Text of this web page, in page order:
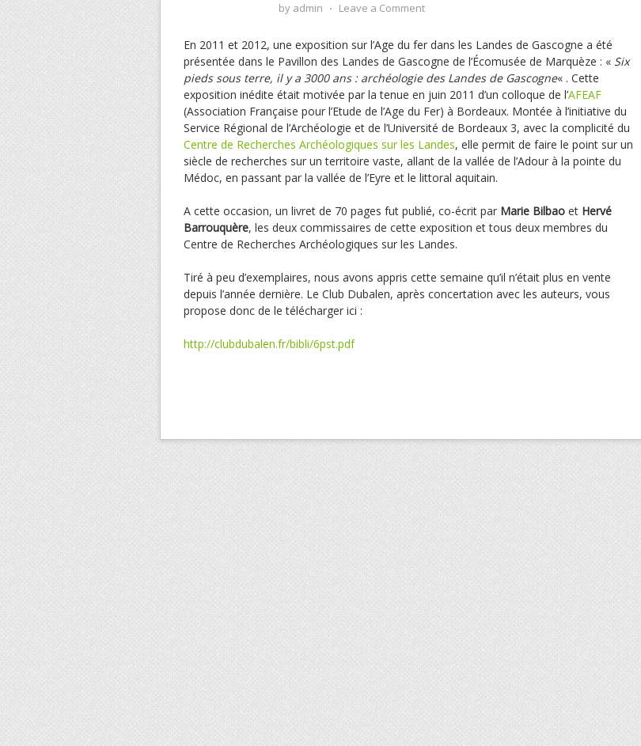
by admin ⋅ Leave a Comment
En 2011 et 2012, une exposition sur l’Age du fer dans les Landes de Gascogne a été
présentée dans le Pavillon des Landes de Gascogne de l’Écomusée de Marquèze : « Six
pieds sous terre, il y a 3000 ans : archéologie des Landes de Gascogne« . Cette
exposition inédite était motivée par la tenue en juin 2011 d’un colloque de l’AFEAF
(Association Française pour l’Etude de l’Age du Fer) à Bordeaux. Montée à l’initiative du
Service Régional de l’Archéologie et de l’Université de Bordeaux 3, avec la complicité du
Centre de Recherches Archéologiques sur les Landes, elle permit de faire le point sur un
siècle de recherches sur un territoire vaste, allant de la vallée de l’Adour à la pointe du
Médoc, en passant par la vallée de l’Eyre et le littoral aquitain.
A cette occasion, un livret de 70 pages fut publié, co-écrit par Marie Bilbao et Hervé
Barrouquère, les deux commissaires de cette exposition et tous deux membres du
Centre de Recherches Archéologiques sur les Landes.
Tiré à peu d’exemplaires, nous avons appris cette semaine qu’il n’était plus en vente
depuis l’année dernière. Le Club Dubalen, après concertation avec les auteurs, vous
propose donc de le télécharger ici :
http://clubdubalen.fr/bibli/6pst.pdf